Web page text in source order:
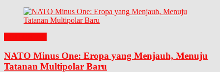
NATO Minus One: Eropa yang Menjauh, Menuju
Tatanan Multipolar Baru